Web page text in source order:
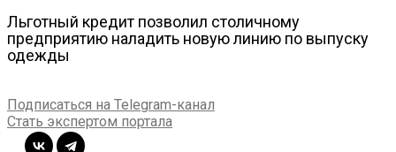
Льготный кредит позволил столичному
предприятию наладить новую линию по выпуску
одежды
Подписаться на Telegram-канал
Стать экспертом портала